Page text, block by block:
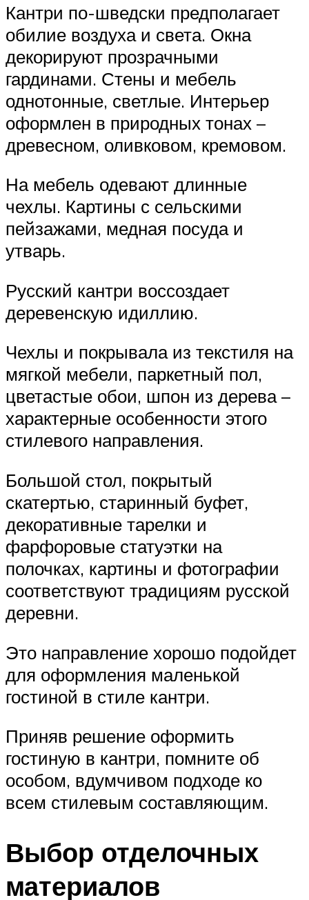
Кантри по-шведски предполагает
обилие воздуха и света. Окна
декорируют прозрачными
гардинами. Стены и мебель
однотонные, светлые. Интерьер
оформлен в природных тонах –
древесном, оливковом, кремовом.
На мебель одевают длинные
чехлы. Картины с сельскими
пейзажами, медная посуда и
утварь.
Русский кантри воссоздает
деревенскую идиллию.
Чехлы и покрывала из текстиля на
мягкой мебели, паркетный пол,
цветастые обои, шпон из дерева –
характерные особенности этого
стилевого направления.
Большой стол, покрытый
скатертью, старинный буфет,
декоративные тарелки и
фарфоровые статуэтки на
полочках, картины и фотографии
соответствуют традициям русской
деревни.
Это направление хорошо подойдет
для оформления маленькой
гостиной в стиле кантри.
Приняв решение оформить
гостиную в кантри, помните об
особом, вдумчивом подходе ко
всем стилевым составляющим.
Выбор отделочных
материалов